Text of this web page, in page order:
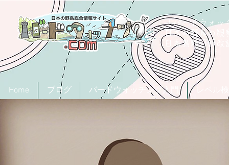
「バードウォッ
日本の野鳥の観
日本鳥類目録
Home ブログ バードウォッチング入門